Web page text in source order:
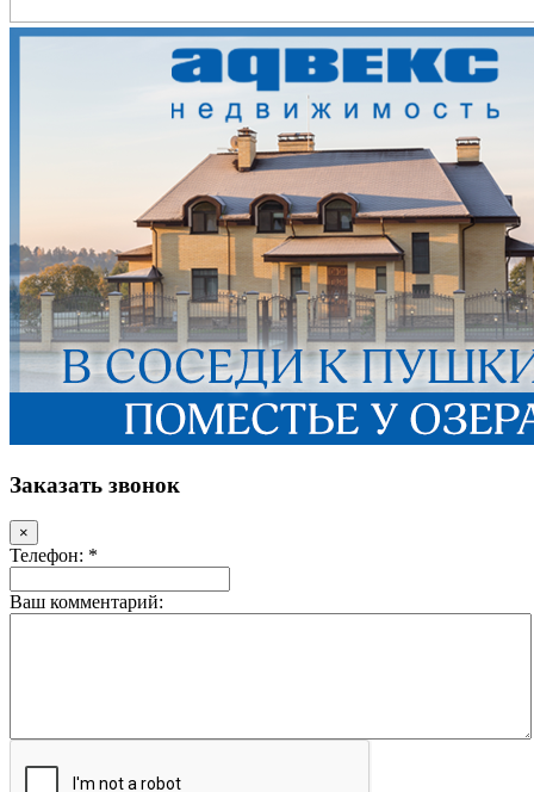
Заказать звонок
×
Телефон: *
Ваш комментарий: